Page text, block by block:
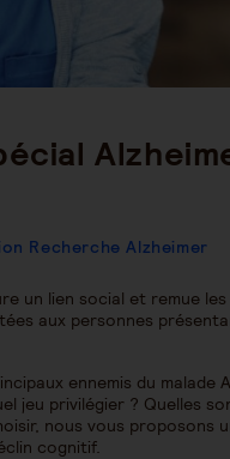
Recherche Alzheimer
un lien social et remue les
aux personnes
ennemis du malade
jeu privilégier ? Quelles
nous vous proposons
cognitif.